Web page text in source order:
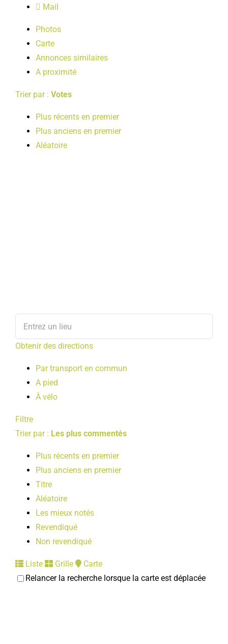
LOISIRS
PUBLICATIONS
Mail
Photos
Carte
Annonces similaires
A proximité
Trier par : Votes
Plus récents en premier
Plus anciens en premier
Aléatoire
Obtenir des directions
Par transport en commun
A pied
À vélo
Filtre
Trier par : Les plus commentés
Plus récents en premier
Plus anciens en premier
Titre
Aléatoire
Les mieux notés
Revendiqué
Non revendiqué
Liste Grille
Carte
Relancer la recherche lorsque la carte est déplacée